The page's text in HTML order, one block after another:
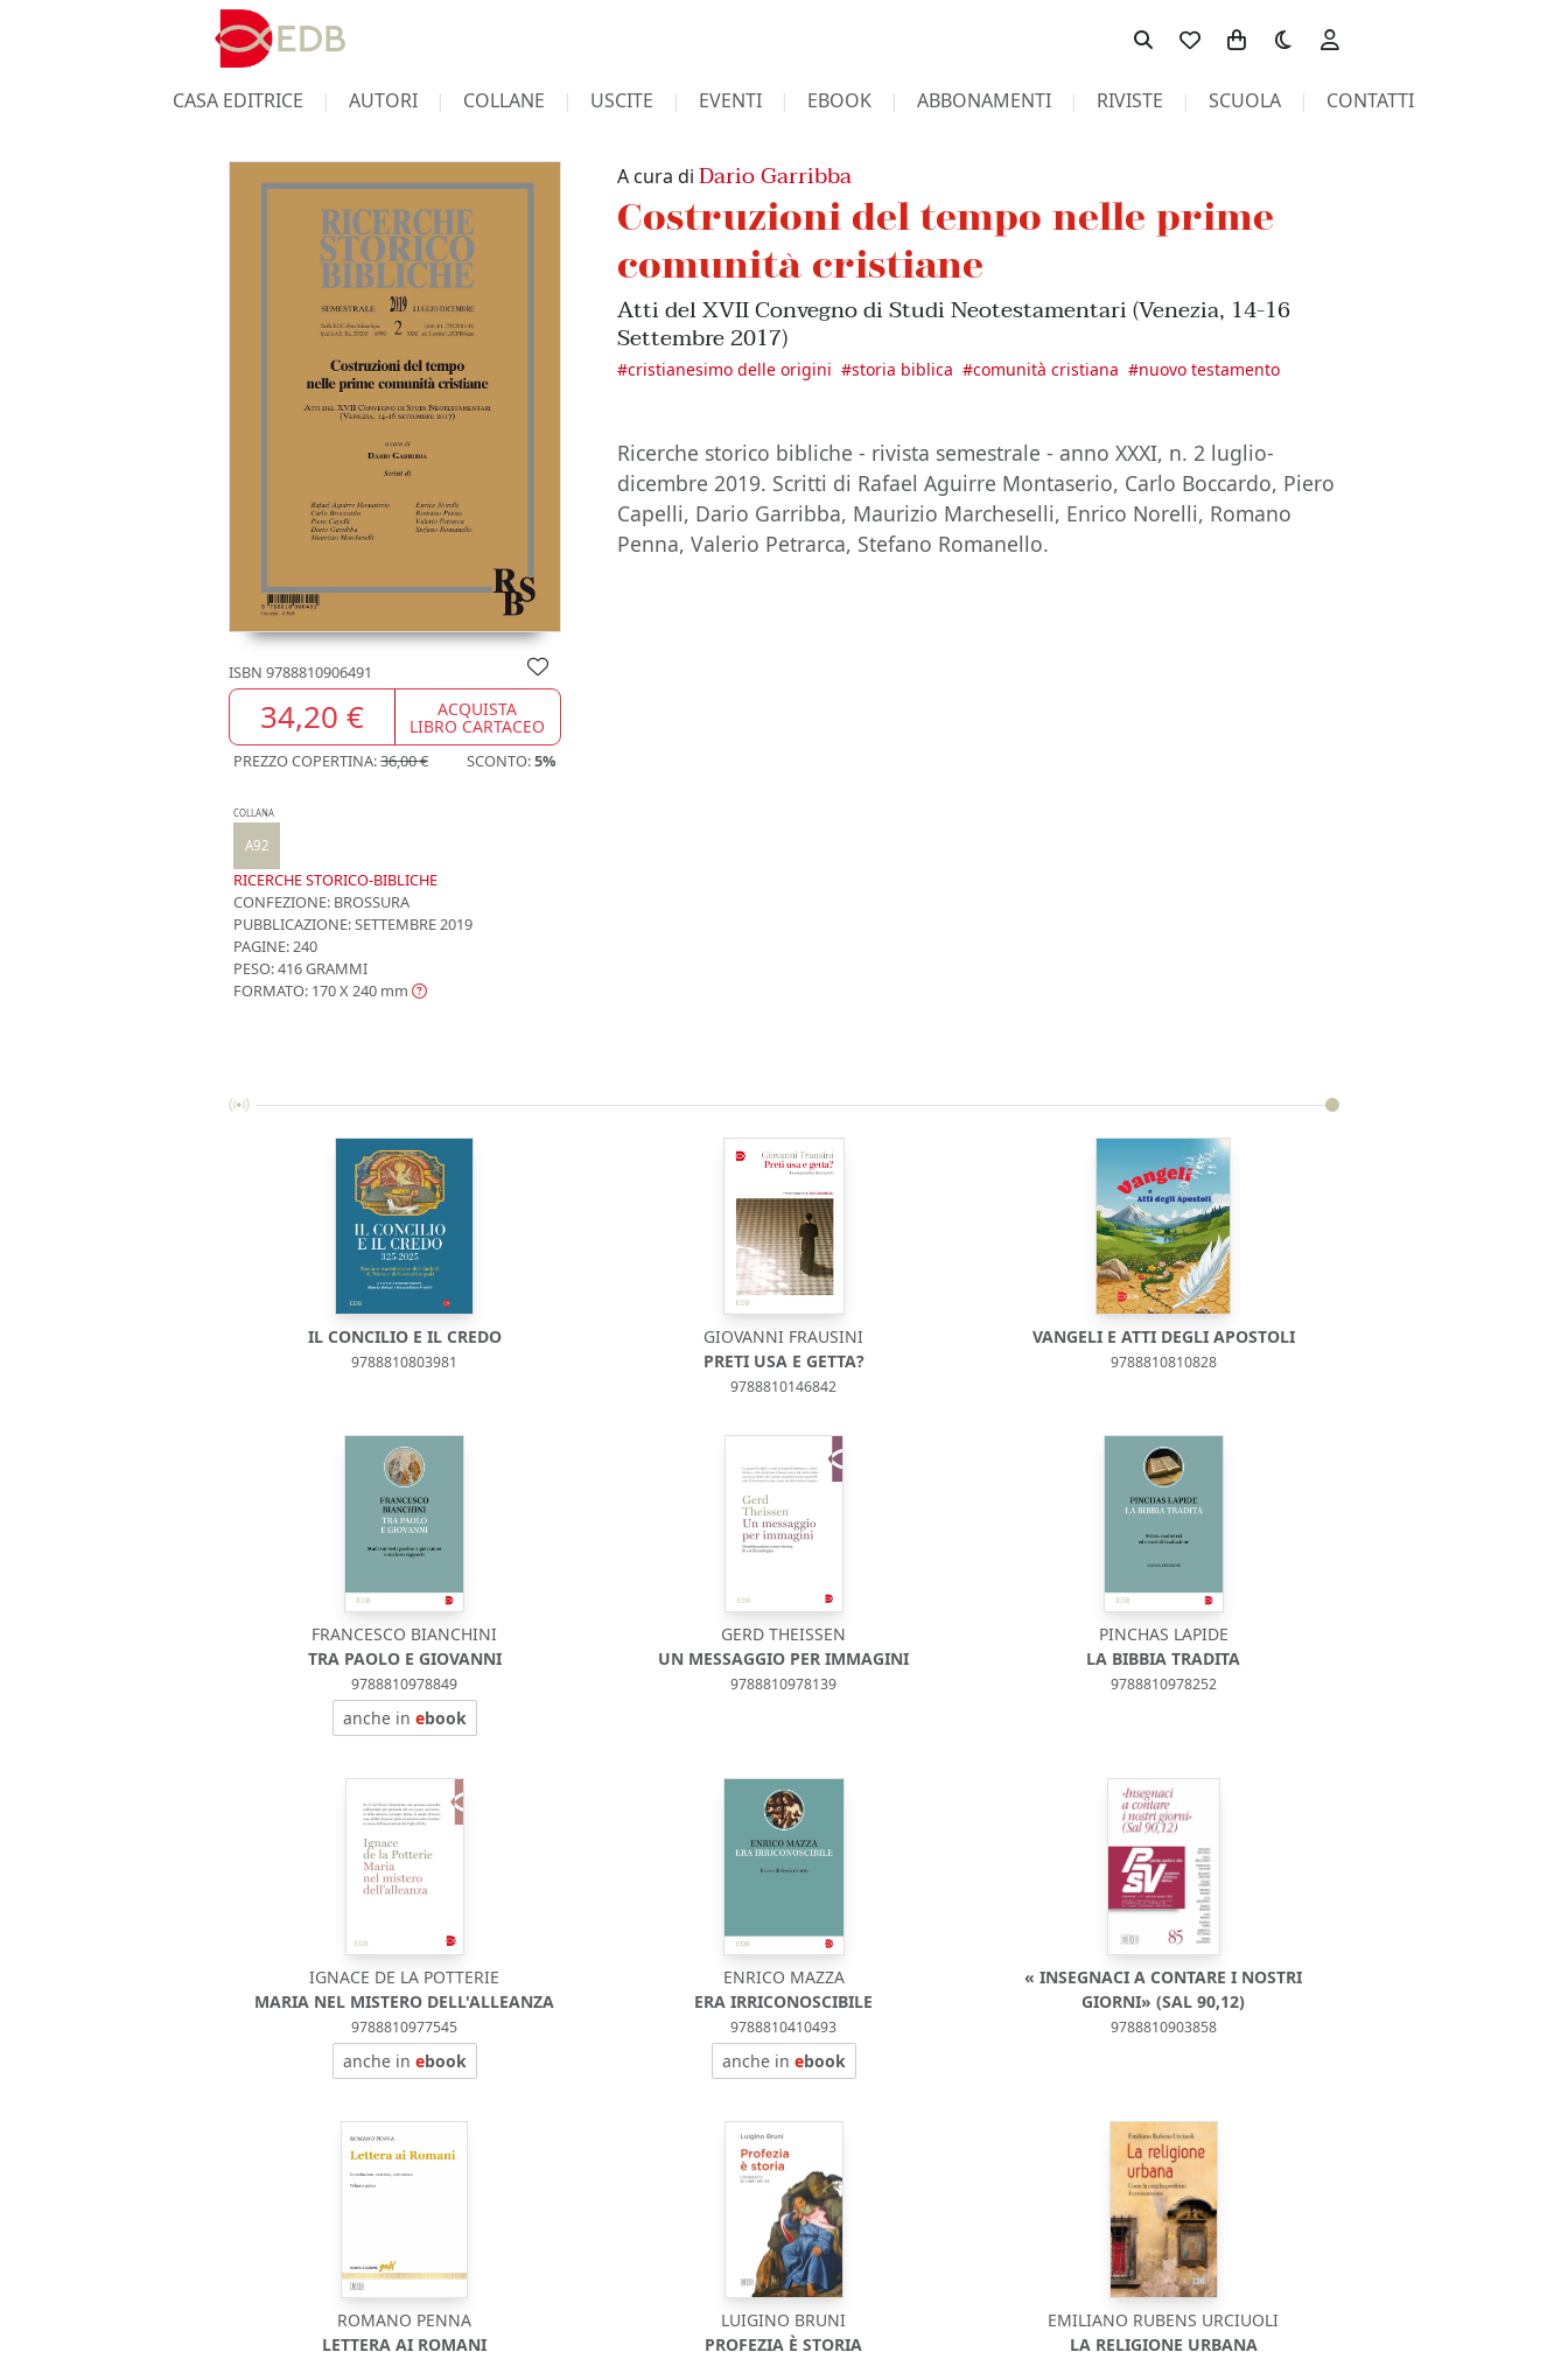
Toggle theme
CASA EDITRICE AUTORI COLLANE USCITE EVENTI EBOOK ABBONAMENTI RIVISTE SCUOLA CONTATTI
ISBN 9788810906491
34,20 € ACQUISTA
LIBRO CARTACEO
PREZZO COPERTINA:36,00 € SCONTO:5%
COLLANA
A92
RICERCHE STORICO-BIBLICHE
CONFEZIONE: BROSSURA
PUBBLICAZIONE:SETTEMBRE 2019
PAGINE: 240
PESO: 416 GRAMMI
FORMATO: 170 X 240 mm
A cura diDario Garribba
Costruzioni del tempo nelle prime
comunità cristiane
Atti del XVII Convegno di Studi Neotestamentari (Venezia, 14-16
Settembre 2017)
#cristianesimo delle origini #storia biblica #comunità cristiana #nuovo testamento
Ricerche storico bibliche - rivista semestrale - anno XXXI, n. 2 luglio-
dicembre 2019. Scritti di Rafael Aguirre Montaserio, Carlo Boccardo, Piero
Capelli, Dario Garribba, Maurizio Marcheselli, Enrico Norelli, Romano
Penna, Valerio Petrarca, Stefano Romanello.
IL CONCILIO E IL CREDO
9788810803981
GIOVANNI FRAUSINI
PRETI USA E GETTA?
9788810146842
VANGELI E ATTI DEGLI APOSTOLI
9788810810828
FRANCESCO BIANCHINI
TRA PAOLO E GIOVANNI
9788810978849
anche in ebook
GERD THEISSEN
UN MESSAGGIO PER IMMAGINI
9788810978139
PINCHAS LAPIDE
LA BIBBIA TRADITA
9788810978252
IGNACE DE LA POTTERIE
MARIA NEL MISTERO DELL'ALLEANZA
9788810977545
anche in ebook
ENRICO MAZZA
ERA IRRICONOSCIBILE
9788810410493
anche in ebook
« INSEGNACI A CONTARE I NOSTRI
GIORNI» (SAL 90,12)
9788810903858
ROMANO PENNA
LETTERA AI ROMANI
LUIGINO BRUNI
PROFEZIA È STORIA
EMILIANO RUBENS URCIUOLI
LA RELIGIONE URBANA